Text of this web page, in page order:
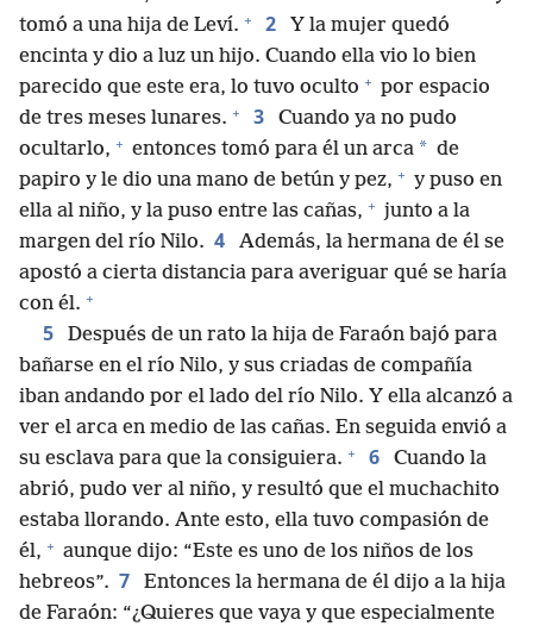
tomó a una hija de Leví. + 2
Y la mujer quedó
encinta y dio a luz un hijo. Cuando ella vio lo bien
parecido que este era, lo tuvo oculto + por espacio
de tres meses lunares. + 3
Cuando ya no pudo
ocultarlo, + entonces tomó para él un arca * de
papiro y le dio una mano de betún y pez, + y puso en
ella al niño, y la puso entre las cañas, + junto a la
margen del río Nilo. 4
Además, la hermana de él se
apostó a cierta distancia para averiguar qué se haría
con él. +
5
Después de un rato la hija de Faraón bajó para
bañarse en el río Nilo, y sus criadas de compañía
iban andando por el lado del río Nilo. Y ella alcanzó a
ver el arca en medio de las cañas. En seguida envió a
su esclava para que la consiguiera. + 6
Cuando la
abrió, pudo ver al niño, y resultó que el muchachito
estaba llorando. Ante esto, ella tuvo compasión de
él, + aunque dijo: “Este es uno de los niños de los
hebreos”. 7
Entonces la hermana de él dijo a la hija
de Faraón: “¿Quieres que vaya y que especialmente